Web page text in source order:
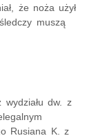
że noża użył
muszą
dw. z
Rusiana K. z